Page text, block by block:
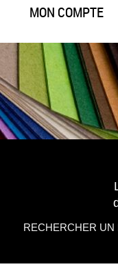
MON COMPTE
RECHERCHER UN